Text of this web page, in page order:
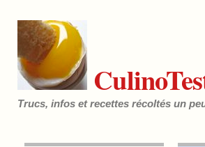
Trucs, infos et recettes récoltés un